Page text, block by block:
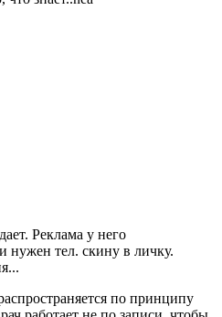
Реклама у него
нужен тел. скину в личку.
по принципу